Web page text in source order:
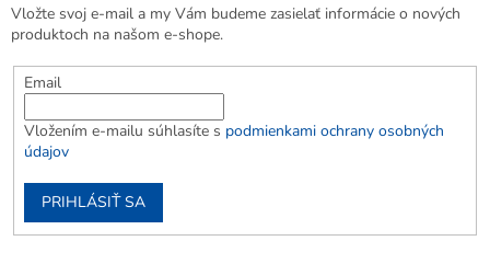
Vložte svoj e-mail a my Vám budeme zasielať informácie o nových
produktoch na našom e-shope.
Email
Vložením e-mailu súhlasíte s podmienkami ochrany osobných
údajov
PRIHLÁSIŤ SA